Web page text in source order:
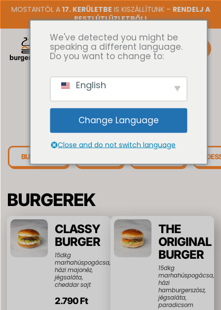
MOSTANTÓL A 17. KERÜLETBE IS KISZÁLLÍTUNK – RENDELJ A
PESTI ÚTI ÜZLETBŐL!
ÉTLAP
BURGEREK
BURGEREK
CLASSY
BURGER
15dkg
marhahúspogácsa,
házi majonéz,
jégsaláta,
cheddar sajt
2.790 Ft
THE
ORIGINAL
BURGER
15dkg
marhahúspogácsa,
házi
hamburgerszósz,
jégsaláta,
paradicsom
We've detected you might be
speaking a different language.
Do you want to change to:
English
Change Language
Close and do not switch language